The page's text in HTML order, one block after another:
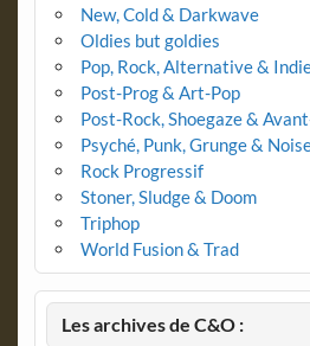
New, Cold & Darkwave
Oldies but goldies
Pop, Rock, Alternative &
Post-Prog & Art-Pop
Post-Rock, Shoegaze &
Psyché, Punk, Grunge &
Rock Progressif
Stoner, Sludge & Doom
Triphop
World Fusion & Trad
Les archives de C&O :